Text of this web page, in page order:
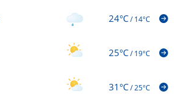
24°C/14°C
25°C/19°C
31°C/25°C